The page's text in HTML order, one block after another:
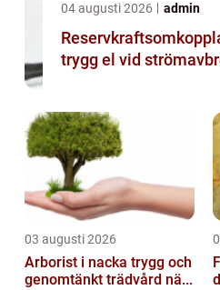
04 augusti 2026 admin
Reservkraftsomkopplare
trygg el vid
03 augusti 2026
Arborist i nacka trygg och
genomtänkt trädvård nä...